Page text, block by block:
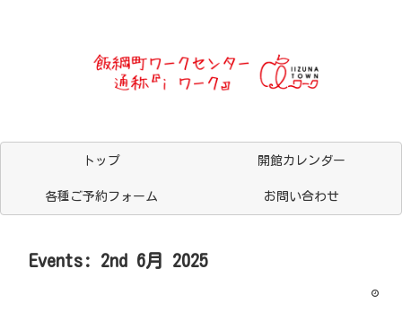
トップ 開館カレンダー
各種ご予約フォーム お問い合わせ
Events: 2nd 6月 2025